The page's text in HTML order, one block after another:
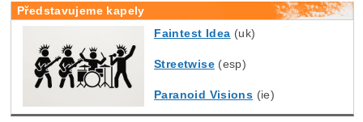
Představujeme kapely
Faintest Idea (uk)
Streetwise(esp)
Paranoid Visions (ie)